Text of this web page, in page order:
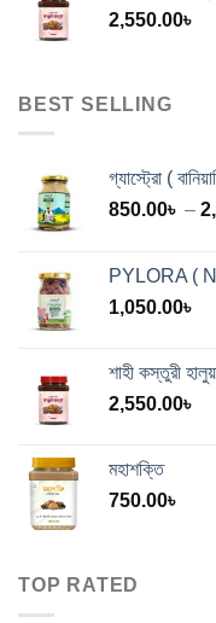
2,550.00৳
BEST SELLING
গ্যাস্ট্রো (
850.00৳ –
PYLORA (
1,050.00৳
শাহী কস্তুরী
2,550.00৳
মহাশক্তি
750.00৳
TOP RATED